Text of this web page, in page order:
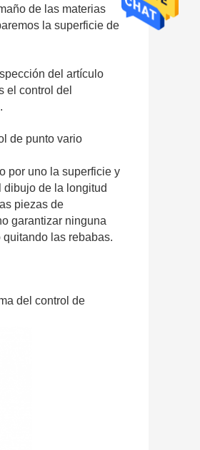
de las materias
la superficie de
del artículo
el control del
de punto vario
por uno la superficie y
dibujo de la longitud
piezas de
garantizar ninguna
las rebabas.
del control de